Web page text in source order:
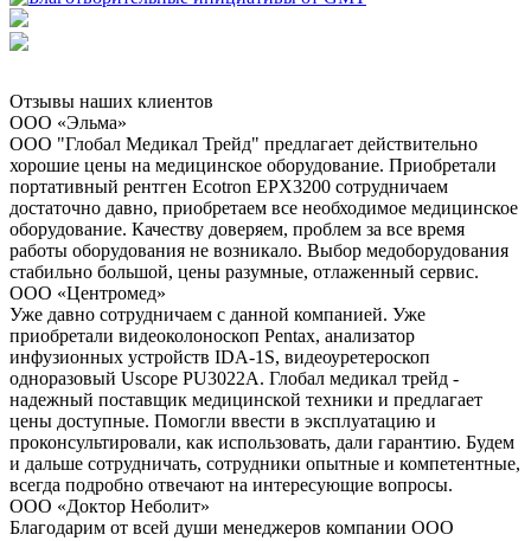
Отзывы наших клиентов
ООО «Эльма»
ООО "Глобал Медикал Трейд" предлагает действительно
хорошие цены на медицинское оборудование. Приобретали
портативный рентген Ecotron EPX3200 сотрудничаем
достаточно давно, приобретаем все необходимое медицинское
оборудование. Качеству доверяем, проблем за все время
работы оборудования не возникало. Выбор медоборудования
стабильно большой, цены разумные, отлаженный сервис.
ООО «Центромед»
Уже давно сотрудничаем с данной компанией. Уже
приобретали видеоколоноскоп Pentax, анализатор
инфузионных устройств IDA-1S, видеоуретероскоп
одноразовый Uscope PU3022A. Глобал медикал трейд -
надежный поставщик медицинской техники и предлагает
цены доступные. Помогли ввести в эксплуатацию и
проконсультировали, как использовать, дали гарантию. Будем
и дальше сотрудничать, сотрудники опытные и компетентные,
всегда подробно отвечают на интересующие вопросы.
ООО «Доктор Неболит»
Благодарим от всей души менеджеров компании ООО